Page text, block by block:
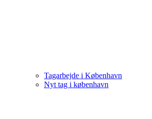
Tagarbejde i København
Nyt tag i københavn